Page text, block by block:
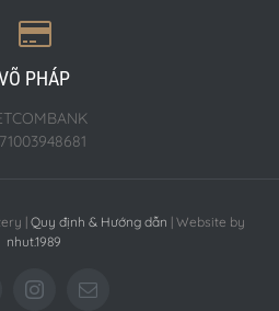
PHÁP
| Quy định & Hướng dẫn | Website by
nhut.1989
InstagramEmail